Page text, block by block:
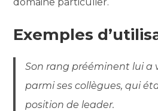
Exemples
Son rang prééminent lui a
parmi ses collègues, qui
position de leader.